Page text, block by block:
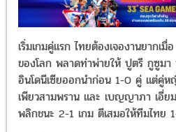
เริ่มเกมคู่แรก ไทยต้องเจองานยาก
ของโลก พลาดท่าพ่ายให้ ปูตรี กูซูมา
อินโดนีเซียออกนำก่อน 1-0 คู่ แต่คู่ห
เพียวสามพราน และ เบญญาภา เอี่ย
พลิกชนะ 2-1 เกม ตีเสมอให้ทีมไทย